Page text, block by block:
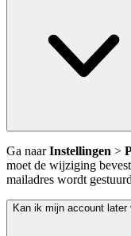
Ga naarInstellingen >
moet de wijziging
mailadres wordt
Kan ik mijn account later